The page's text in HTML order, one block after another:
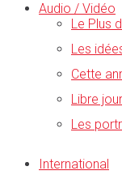
Audio / Vidéo
Le Plus
Les
Cette
Libre
Les
International